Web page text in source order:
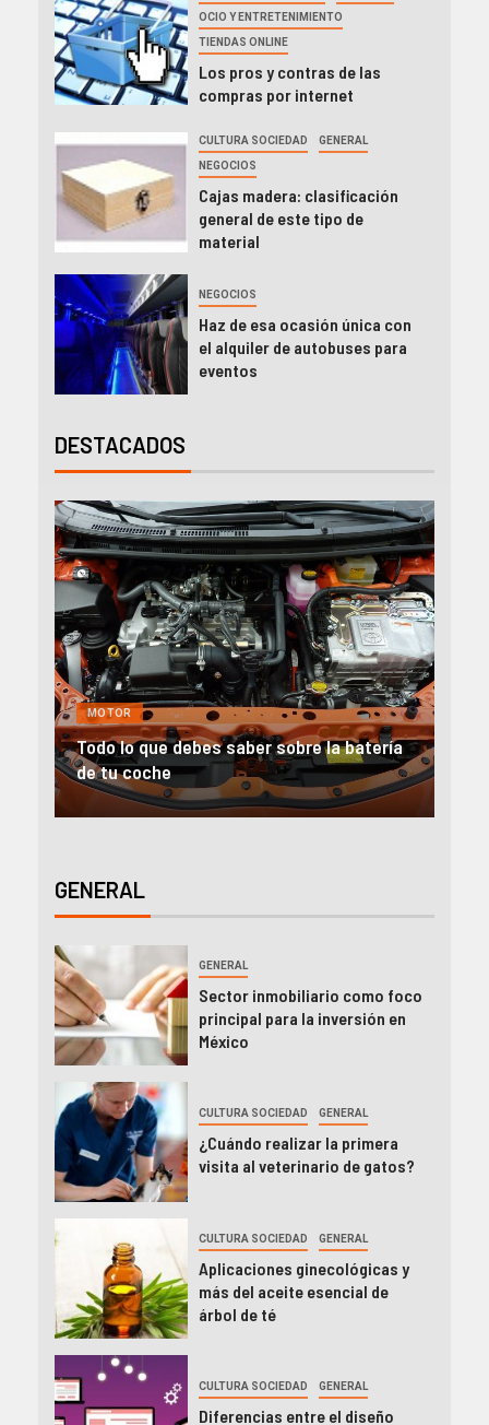
OCIO Y ENTRETENIMIENTO
TIENDAS ONLINE
Los pros y contras de las
compras por internet
CULTURA SOCIEDAD GENERAL
NEGOCIOS
Cajas madera: clasificación
general de este tipo de
material
NEGOCIOS
Haz de esa ocasión única con
el alquiler de autobuses para
eventos
DESTACADOS
MOTOR
Todo lo que debes saber sobre la batería
de tu coche
GENERAL
GENERAL
Sector inmobiliario como foco
principal para la inversión en
México
CULTURA SOCIEDAD GENERAL
¿Cuándo realizar la primera
visita al veterinario de gatos?
CULTURA SOCIEDAD GENERAL
Aplicaciones ginecológicas y
más del aceite esencial de
árbol de té
CULTURA SOCIEDAD GENERAL
Diferencias entre el diseño